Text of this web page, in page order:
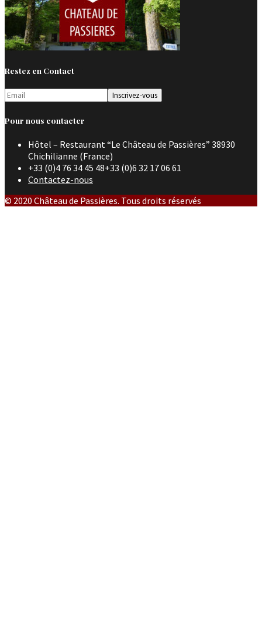
Restez en Contact
Pour nous contacter
Hôtel – Restaurant “Le Château de Passières” 38930
Chichilianne (France)
+33 (0)4 76 34 45 48+33 (0)6 32 17 06 61
Contactez-nous
© 2020 Château de Passières. Tous droits réservés